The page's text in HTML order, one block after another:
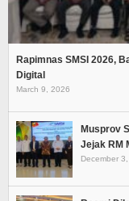
Rapimnas SMSI 2026,
Digital
March 9, 2026
Musprov
Jejak RM
December